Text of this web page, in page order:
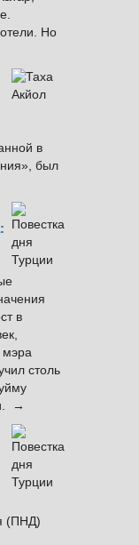
Но
в
был
в
мэра
столь
→
(ПНД)